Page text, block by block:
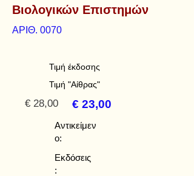
Βιολογικών Επιστημών
ΑΡΙΘ. 0070
Τιμή έκδοσης
Τιμή "Αίθρας"
€ 28,00 € 23,00
Αντικείμεν
ο:
Εκδόσεις
: